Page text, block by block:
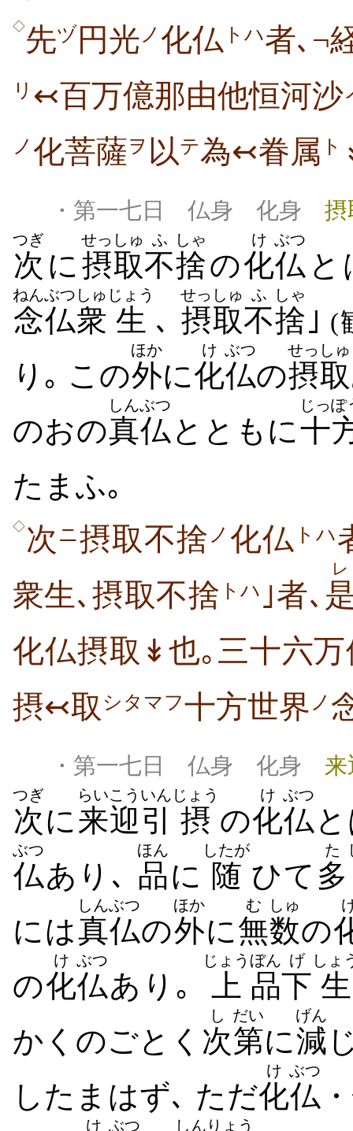
◇先ヅ 円光 ノ 化仏 トハ者､¬
リ ↢百万億那由他恒河沙
ノ 化菩薩ヲ 以テ為↢眷属 ト
・第一七日 仏身 化身 摂
次
つぎ
に摂取
せっしゅ
不
ふ
捨
しゃ
の化
け
仏
ぶつ
念仏
ねんぶつ
衆
しゅ
生
じょう
､ 摂取
せっしゅ
不
ふ
捨
しゃ
｣ (
り｡ この外
ほか
に化
け
仏
ぶつ
の摂取
せっしゅ
のおの真仏
しんぶつ
とともに十
じっぽ
たまふ｡
◇次 ニ摂取不捨 ノ 化仏 トハ
衆生､摂取不捨 トハ ｣者､
レ
化仏摂取↡也｡三十六万
摂↢取 シタマフ十方世界 ノ
・第一七日 仏身 化身 来
次
つぎ
に来迎
らいこう
引
いん
摂
じょう
の化
け
仏
ぶつ
仏
ぶつ
あり､ 品
ほん
に 随
したが
ひて 多
た
には真仏
しんぶつ
の外
ほか
に無
む
数
しゅ
の
の化
け
仏
ぶつ
あり｡ 上
じょう
品
ぼん
下
げ
生
しょ
かくのごとく 次
し
第
だい
に減
げん
したまはず､ ただ化
け
仏
ぶつ
・
け ぶつ しん りょう